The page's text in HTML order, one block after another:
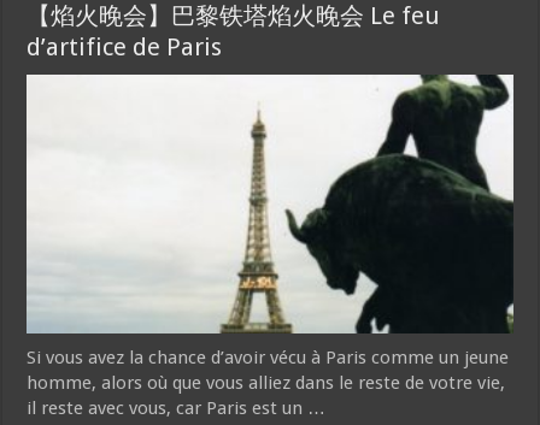
【焰火晚会】巴黎铁塔焰火晚会 Le feu
d’artifice de Paris
Si vous avez la chance d’avoir vécu à Paris comme un jeune
homme, alors où que vous alliez dans le reste de votre vie,
il reste avec vous, car Paris est un …